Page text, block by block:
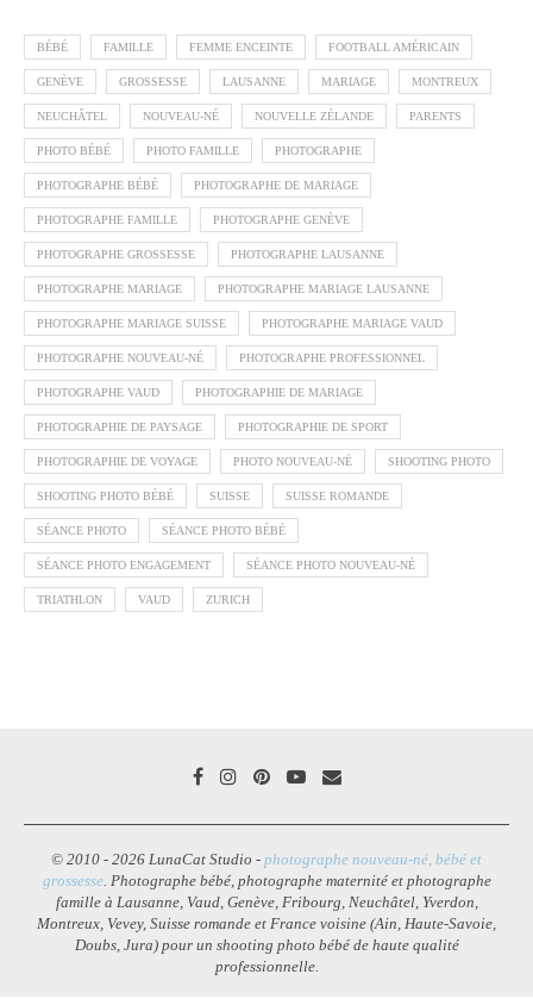
BÉBÉ FAMILLE FEMME ENCEINTE FOOTBALL AMÉRICAIN
GENÈVE GROSSESSE LAUSANNE MARIAGE MONTREUX
NEUCHÂTEL NOUVEAU-NÉ NOUVELLE ZÉLANDE PARENTS
PHOTO BÉBÉ PHOTO FAMILLE PHOTOGRAPHE
PHOTOGRAPHE BÉBÉ PHOTOGRAPHE DE MARIAGE
PHOTOGRAPHE FAMILLE PHOTOGRAPHE GENÈVE
PHOTOGRAPHE GROSSESSE PHOTOGRAPHE LAUSANNE
PHOTOGRAPHE MARIAGE PHOTOGRAPHE MARIAGE LAUSANNE
PHOTOGRAPHE MARIAGE SUISSE PHOTOGRAPHE MARIAGE VAUD
PHOTOGRAPHE NOUVEAU-NÉ PHOTOGRAPHE PROFESSIONNEL
PHOTOGRAPHE VAUD PHOTOGRAPHIE DE MARIAGE
PHOTOGRAPHIE DE PAYSAGE PHOTOGRAPHIE DE SPORT
PHOTOGRAPHIE DE VOYAGE PHOTO NOUVEAU-NÉ SHOOTING PHOTO
SHOOTING PHOTO BÉBÉ SUISSE SUISSE ROMANDE
SÉANCE PHOTO SÉANCE PHOTO BÉBÉ
SÉANCE PHOTO ENGAGEMENT SÉANCE PHOTO NOUVEAU-NÉ
TRIATHLON VAUD ZURICH
© 2010 - 2026 LunaCat Studio - photographe nouveau-né, bébé et
grossesse. Photographe bébé, photographe maternité et photographe
famille à Lausanne, Vaud, Genève, Fribourg, Neuchâtel, Yverdon,
Montreux, Vevey, Suisse romande et France voisine (Ain, Haute-Savoie,
Doubs, Jura) pour un shooting photo bébé de haute qualité
professionnelle.